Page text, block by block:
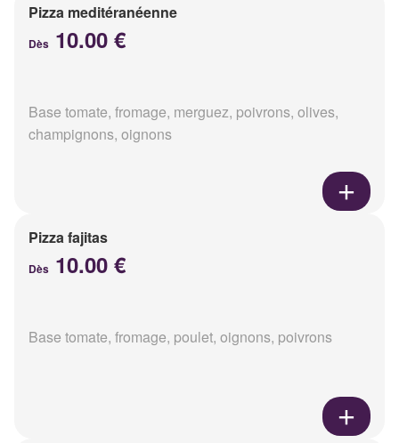
Pizza meditéranéenne
Dès 10.00 €
Base tomate, fromage, merguez, poivrons, olives,
champignons, oignons
Pizza fajitas
Dès 10.00 €
Base tomate, fromage, poulet, oignons, poivrons